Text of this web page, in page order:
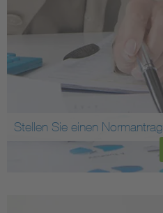
Stellen Sie einen Normantrag